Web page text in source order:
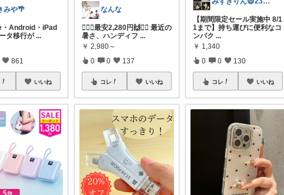
みや🌴
Android・iPad
タ移行が ...
861
いいね
なんな
❤️‍🔥🙌最安2,280円🙌❤️‍🔥 最近の
暑さ、ハンディフ ...
￥ 2,980～
0 0 137
コレ いいね
【期間限定セール実施中 8/1
1まで】持ち運びに便利なコ
ンパク ...
￥ 1,340
0 0 130
コレ いいね